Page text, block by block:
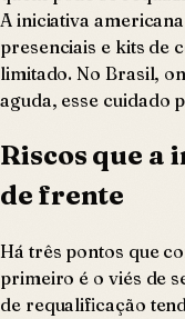
A iniciativa
presenciais e kits de
limitado. No Brasil,
aguda, esse cuidado
Riscos que
de frente
Há três pontos que
primeiro é o viés de
de requalificação